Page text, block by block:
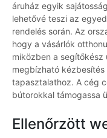
áruház egyik
lehetővé teszi az
rendelés során. Az
hogy a vásárlók
miközben a
megbízható
tapasztalathoz. A cég
bútorokkal támogassa
Ellenőrzött